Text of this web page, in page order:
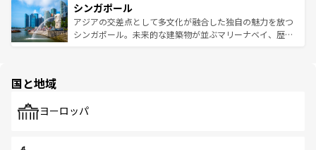
参照してほしい。
激する。気候は一年中温暖で、どの季節にも異なる楽しみ
が待っている。親しみやすいタイの人々、仏教を中心とし
た文化、そして多様な観光資源が、訪れる旅人を魅了し続
み、どこを訪れても感動するはず。観光スポットが密集し
ており、効率よく見どころを回れるのも魅力。息をのむよ
うな絶景から文化的な体験まで、香港を存分に楽しみ尽く
シンガポール
アジアの交差点として多文化が融合した独自の魅力を放つ
シンガポール。未来的な建築物が並ぶマリーナベイ、歴史
で、ホーカーズは地元の風情を楽しめる外せないスポット
国と地域
ヨーロッパ